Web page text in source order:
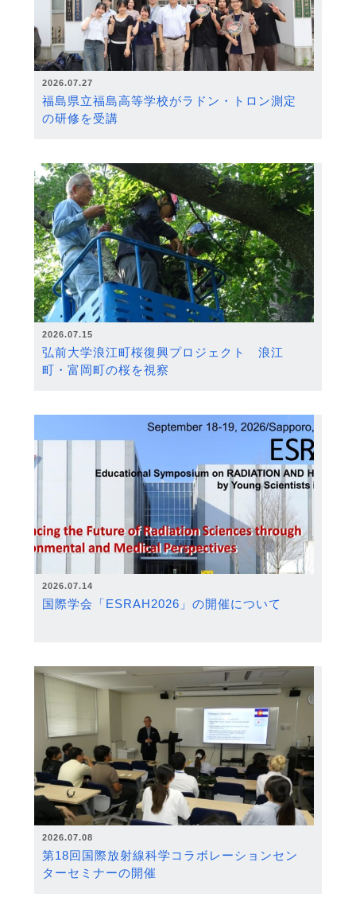
2026.07.27
福島県立福島高等学校がラドン・トロン測定
の研修を受講
2026.07.15
弘前大学浪江町桜復興プロジェクト 浪江
町・富岡町の桜を視察
2026.07.14
国際学会「ESRAH2026」の開催について
2026.07.08
第18回国際放射線科学コラボレーションセン
ターセミナーの開催